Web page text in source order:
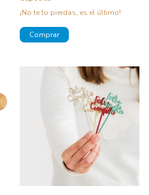
¡No te lo pierdas, es el último!